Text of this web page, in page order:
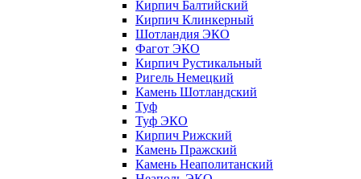
Кирпич Балтийский
Кирпич Клинкерный
Шотландия ЭКО
Фагот ЭКО
Кирпич Рустикальный
Ригель Немецкий
Камень Шотландский
Туф
Туф ЭКО
Кирпич Рижский
Камень Пражский
Камень Неаполитанский